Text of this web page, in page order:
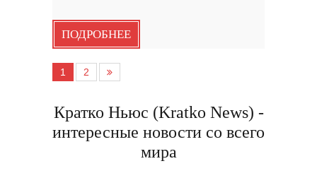
ПОДРОБНЕЕ
1 2
Кратко Ньюс (Kratko News) -
интересные новости со всего
мира